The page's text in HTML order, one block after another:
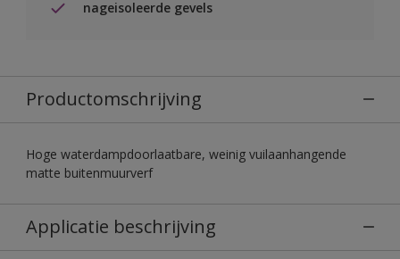
nageisoleerde gevels
Productomschrijving
Hoge waterdampdoorlaatbare, weinig vuilaanhangende
matte buitenmuurverf
Applicatie beschrijving